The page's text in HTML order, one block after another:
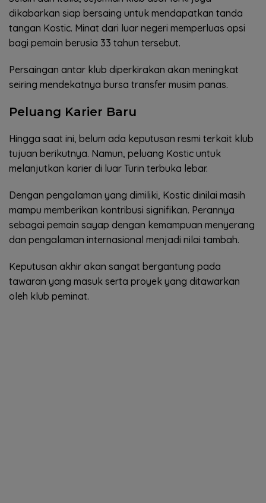
dikabarkan siap bersaing untuk mendapatkan tanda
tangan Kostic. Minat dari luar negeri memperluas opsi
bagi pemain berusia 33 tahun tersebut.
Persaingan antar klub diperkirakan akan meningkat
seiring mendekatnya bursa transfer musim panas.
Peluang Karier Baru
Hingga saat ini, belum ada keputusan resmi terkait klub
tujuan berikutnya. Namun, peluang Kostic untuk
melanjutkan karier di luar Turin terbuka lebar.
Dengan pengalaman yang dimiliki, Kostic dinilai masih
mampu memberikan kontribusi signifikan. Perannya
sebagai pemain sayap dengan kemampuan menyerang
dan pengalaman internasional menjadi nilai tambah.
Keputusan akhir akan sangat bergantung pada
tawaran yang masuk serta proyek yang ditawarkan
oleh klub peminat.